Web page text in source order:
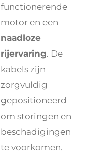
functionerende
motor en een
naadloze
rijervaring. De
kabels zijn
zorgvuldig
gepositioneerd
om storingen en
beschadigingen
te voorkomen.